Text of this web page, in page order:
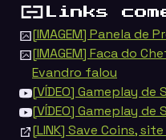
Links
[IMAGEM] Panela de
[IMAGEM] Faca do
Evandro falou
[VÍDEO] Gameplay de
[VÍDEO] Gameplay de
[LINK] Save Coins,